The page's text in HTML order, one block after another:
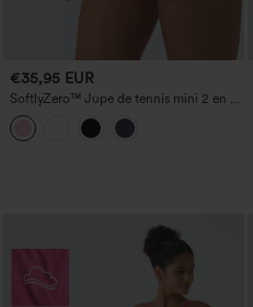
€35,95 EUR
SoftlyZero™ Jupe de tennis mini 2 en 1
Lucid — croisée, gainante au niveau du
ventre (tummy control), effet
rafraîchissant Cool Touch, avec poches